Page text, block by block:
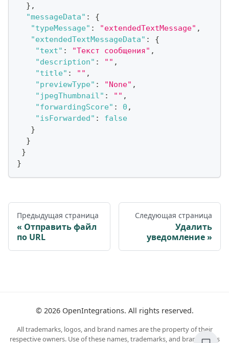
} ,
"messageData" :
{
"typeMessage" : "extendedTextMessage" ,
"extendedTextMessageData" :
{
"text" : "Текст сообщения" ,
"description" : "" ,
"title" : "" ,
"previewType" : "None" ,
"jpegThumbnail" : "" ,
"forwardingScore" : 0 ,
"isForwarded" :
false
}
}
}
}
Предыдущая страница
Отправить файл
по URL
Следующая страница
Удалить
уведомление
© 2026OpenIntegrations. All rights reserved.
All trademarks, logos, and brand names are the property of their
respective owners. Use of these names, trademarks, and brands does